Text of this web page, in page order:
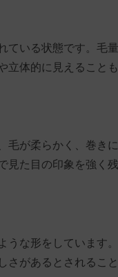
ている状態です。毛
体的に見えることも
毛が柔らかく、巻き
た目の印象を強く残
うな形をしています
さがあるとされること